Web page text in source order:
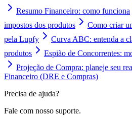
Resumo Financeiro: como funciona
impostos dos produtos
Como criar
pela Lupfy
Curva ABC: entenda a
produtos
Espião de Concorrentes:
Projeção de Compra: planeje seu
Financeiro (DRE e Compras)
Precisa de ajuda?
Fale com nosso suporte.